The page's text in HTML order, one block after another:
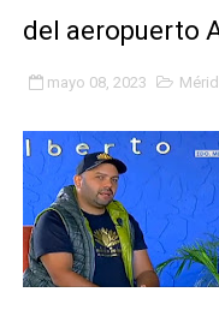
Fundacite Mérida
INN-Mérida
Impulsan plan
Mérida impulsa
Fomficc consolida
del aeropuerto
mayo 08, 2023